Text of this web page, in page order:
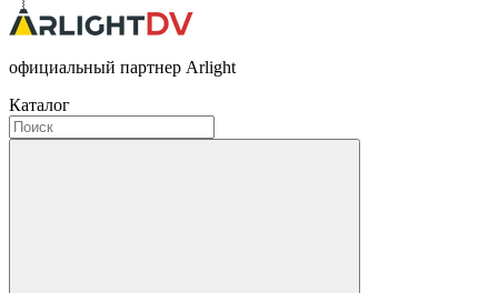
официальный партнер Arlight
Каталог